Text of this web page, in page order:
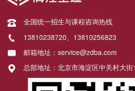
全国统一招生与课程咨询热线
13810238720、13810256823
邮箱地址：service@zdba.com
总部地址：北京市海淀区中关村大